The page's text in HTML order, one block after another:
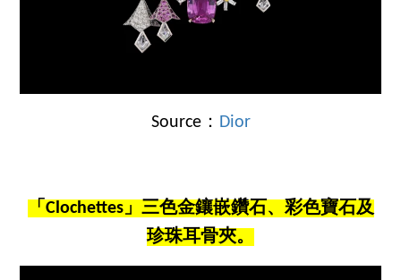
Source： Dior
「Clochettes」三色金鑲嵌鑽石、彩色寶石及
珍珠耳骨夾。